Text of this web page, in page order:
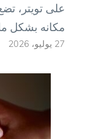
على تويتر،
مكانه بشكل
27 يوليو، 2026